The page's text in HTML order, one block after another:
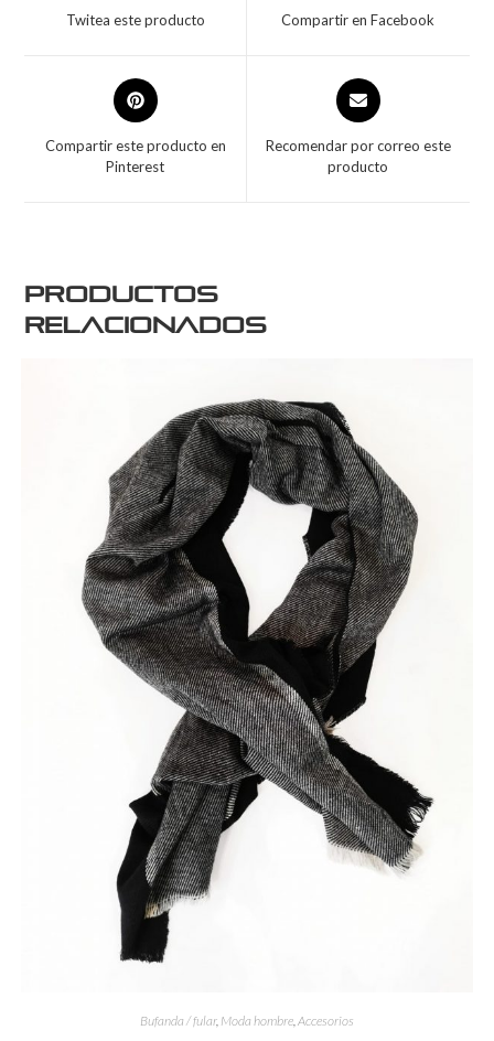
Twitea este producto Compartir en Facebook
Compartir este producto en
Pinterest
Recomendar por correo este
producto
Productos
relacionados
Bufanda / fular, Moda hombre,Accesorios